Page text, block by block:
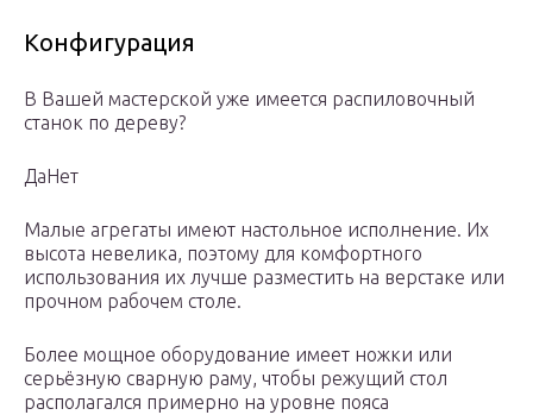
Конфигурация
В Вашей мастерской уже имеется распиловочный
станок по дереву?
ДаНет
Малые агрегаты имеют настольное исполнение. Их
высота невелика, поэтому для комфортного
использования их лучше разместить на верстаке или
прочном рабочем столе.
Более мощное оборудование имеет ножки или
серьёзную сварную раму, чтобы режущий стол
располагался примерно на уровне пояса